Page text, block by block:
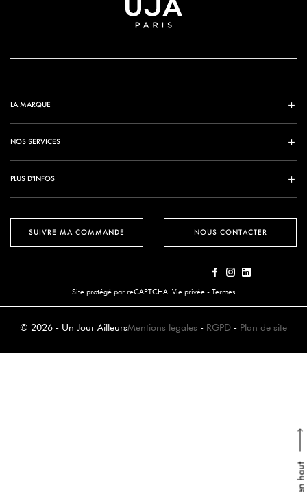
SUIVRE MA COMMANDE
LA MARQUE
NOS SERVICES
PLUS D'INFOS
NOUS CONTACTER
Site protégé par reCAPTCHA. Vie privée - Termes
© 2026 - Un Jour AilleursMentions légales - RGPD - Plan de site